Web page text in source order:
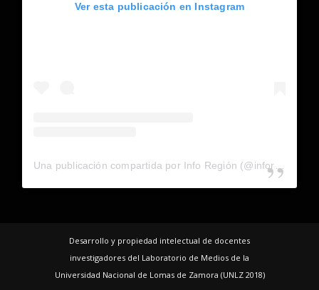
Ver esta publicación en Instagram
Desarrollo y propiedad intelectual de docentes
investigadores del Laboratorio de Medios de la
Universidad Nacional de Lomas de Zamora (UNLZ 2018)